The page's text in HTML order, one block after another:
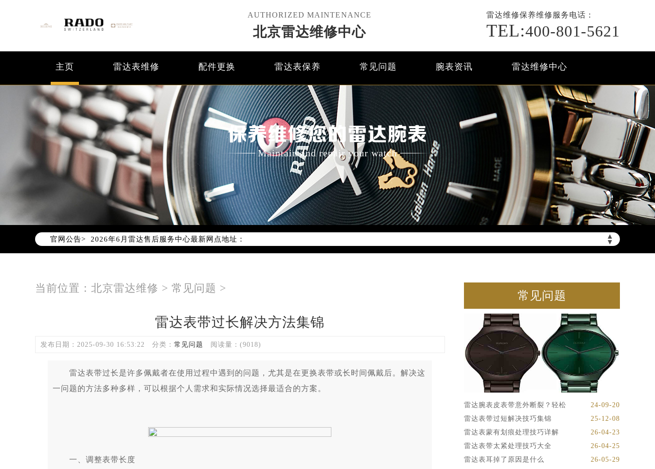
AUTHORIZED MAINTENANCE
北京雷达维修中心
雷达维修保养维修服务电话：
TEL:400-801-5621
主页 雷达表维修 配件更换 雷达表保养 常见问题 腕表资讯 雷达维修中心
保养维修您的雷达腕表
Maintain and repair your watch
官网公告> ▲
▼
2026年6月雷达北京市售后服务网络优化升级公告
2026年6月北京市雷达官方售后客户服务热线：400-801-5621
2026年6月雷达售后服务中心最新网点地址：
北京市东城区东长安街1号东方广场写字楼W3座6层602室（需提前预约）
北京市东城区东长安街1号王府井东方广场W3座6层602室雷达售后服务中心（需提前预约）
当前位置： 北京雷达维修 > 常见问题 >
雷达表带过长解决方法集锦
发布日期：2025-09-30 16:53:22 分类： 常见问题 阅读量：(9018)
雷达表带过长是许多佩戴者在使用过程中遇到的问题，尤其是在更换表带或长时间佩戴后。解决这
一问题的方法多种多样，可以根据个人需求和实际情况选择最适合的方案。
一、调整表带长度
常见问题
雷达腕表皮表带意外断裂？轻松
24-09-20
雷达表带过短解决技巧集锦
25-12-08
雷达表蒙有划痕处理技巧详解
26-04-23
雷达表带太紧处理技巧大全
26-04-25
雷达表耳掉了原因是什么
26-05-29